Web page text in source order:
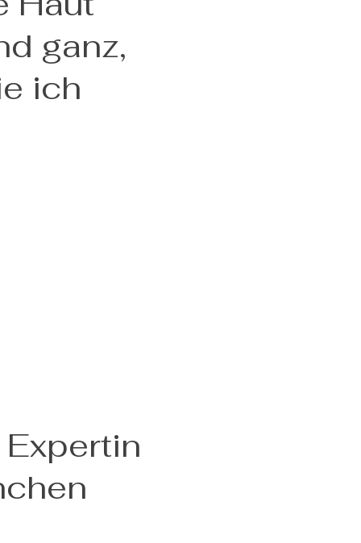
ganz,
ich